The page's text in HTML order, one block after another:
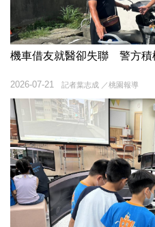
機車借友就醫卻失聯 警方積
記者葉志成 ／桃園報導
2026-07-21